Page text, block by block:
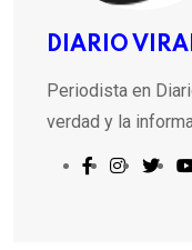
DIARIO
Periodista en
verdad y la